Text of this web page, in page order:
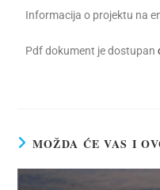
Informacija o projektu na
Pdf dokument je dostupan
MOŽDA ĆE VAS I